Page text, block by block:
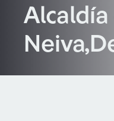
BuscarAlcaldía